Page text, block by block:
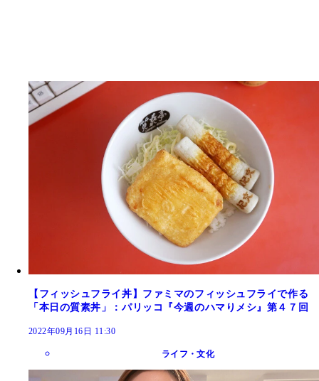
【フィッシュフライ丼】ファミマのフィッシュフライで作る
「本日の質素丼」：パリッコ『今週のハマりメシ』第４７回
2022年09月16日 11:30
ライフ・文化